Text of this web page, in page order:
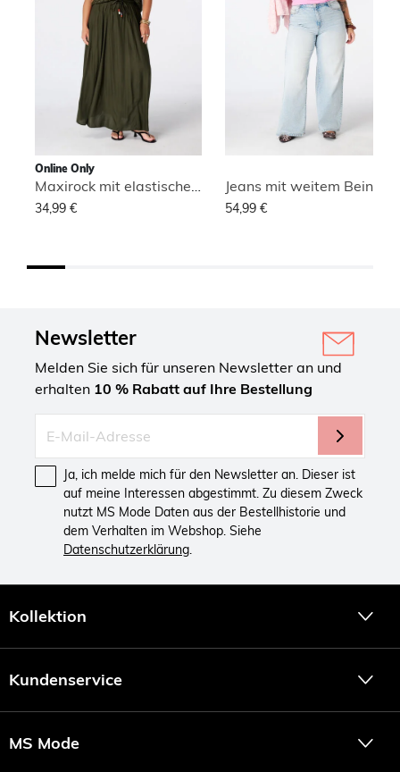
Online Only
34,99 € 54,99 €
Newsletter
Melden Sie sich für unseren Newsletter an und
erhalten 10 % Rabatt auf Ihre Bestellung
Ja, ich melde mich für den Newsletter an. Dieser ist
auf meine Interessen abgestimmt. Zu diesem Zweck
nutzt MS Mode Daten aus der Bestellhistorie und
dem Verhalten im Webshop. Siehe
Datenschutzerklärung
Kollektion
Kundenservice
MS Mode